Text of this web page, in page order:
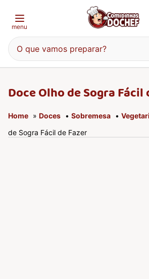
menu
O que vamos preparar?
Doce Olho de Sogra Fácil
Home » Doces • Sobremesa •
de Sogra Fácil de Fazer